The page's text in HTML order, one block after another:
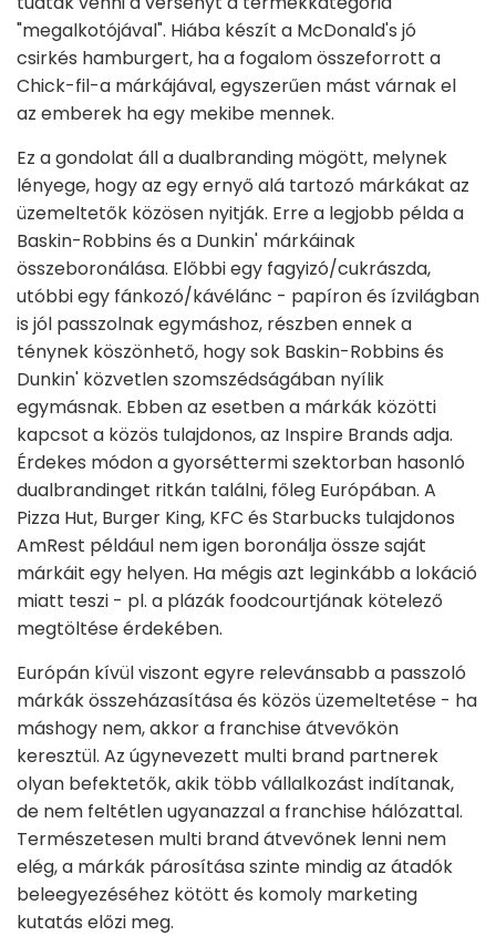
"megalkotójával". Hiába készít a McDonald's jó
csirkés hamburgert, ha a fogalom összeforrott a
Chick-fil-a márkájával, egyszerűen mást várnak el
az emberek ha egy mekibe mennek.
Ez a gondolat áll a dualbranding mögött, melynek
lényege, hogy az egy ernyő alá tartozó márkákat az
üzemeltetők közösen nyitják. Erre a legjobb példa a
Baskin-Robbins és a Dunkin' márkáinak
összeboronálása. Előbbi egy fagyizó/cukrászda,
utóbbi egy fánkozó/kávélánc - papíron és ízvilágban
is jól passzolnak egymáshoz, részben ennek a
ténynek köszönhető, hogy sok Baskin-Robbins és
Dunkin' közvetlen szomszédságában nyílik
egymásnak. Ebben az esetben a márkák közötti
kapcsot a közös tulajdonos, az Inspire Brands adja.
Érdekes módon a gyorséttermi szektorban hasonló
dualbrandinget ritkán találni, főleg Európában. A
Pizza Hut, Burger King, KFC és Starbucks tulajdonos
AmRest például nem igen boronálja össze saját
márkáit egy helyen. Ha mégis azt leginkább a lokáció
miatt teszi - pl. a plázák foodcourtjának kötelező
megtöltése érdekében.
Európán kívül viszont egyre relevánsabb a passzoló
márkák összeházasítása és közös üzemeltetése - ha
máshogy nem, akkor a franchise átvevőkön
keresztül. Az úgynevezett multi brand partnerek
olyan befektetők, akik több vállalkozást indítanak,
de nem feltétlen ugyanazzal a franchise hálózattal.
Természetesen multi brand átvevőnek lenni nem
elég, a márkák párosítása szinte mindig az átadók
beleegyezéséhez kötött és komoly marketing
kutatás előzi meg.